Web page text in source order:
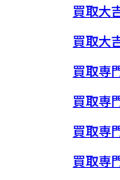
買取大
買取大
買取専
買取専
買取専
買取専